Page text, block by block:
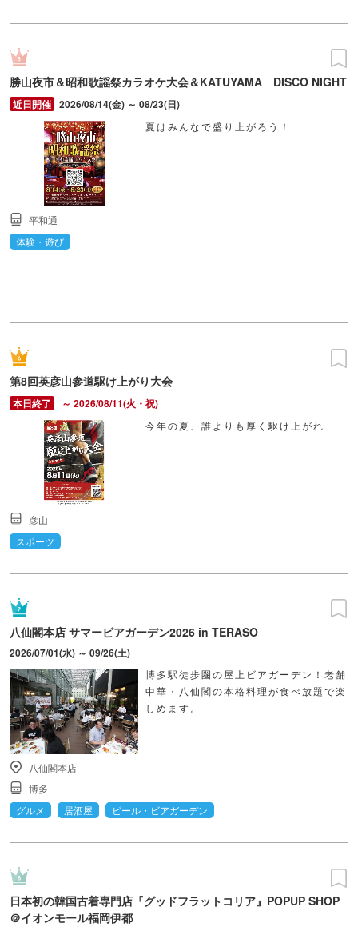
勝山夜市＆昭和歌謡祭カラオケ大会＆KATUYAMA DISCO NIGHT
2026/08/14(金) ～ 08/23(日)
夏はみんなで盛り上がろう！
平和通
体験・遊び
第8回英彦山参道駆け上がり大会
～ 2026/08/11(火・祝)
今年の夏、誰よりも厚く駆け上がれ
彦山
スポーツ
八仙閣本店 サマービアガーデン2026 in TERASO
2026/07/01(水) ～ 09/26(土)
博多駅徒歩圏の屋上ビアガーデン！老舗
中華・八仙閣の本格料理が食べ放題で楽
しめます。
八仙閣本店
博多
グルメ
居酒屋 ビール・ビアガーデン
日本初の韓国古着専門店『グッドフラットコリア』POPUP SHOP
＠イオンモール福岡伊都